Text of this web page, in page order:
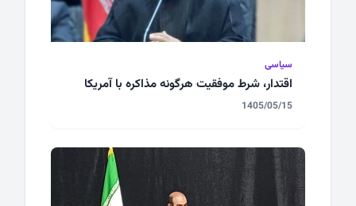
سیاسی
اقتدار، شرط موفقیت هرگونه مذاکره با آمریکا
1405/05/15